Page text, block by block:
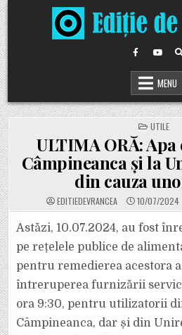
Skip
to
content
MENU
POSTED
IN
UTILE
ULTIMA ORĂ:
Câmpineanca și la
din cauza
EDITIEDEVRANCEA 10/07/2024
Astăzi, 10.07.2024, au fost
pe rețelele publice de
pentru remedierea acestora
întreruperea furnizării
ora 9:30, pentru utilizatorii
Câmpineanca, dar și din